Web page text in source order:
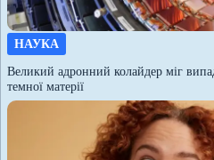
НАУКА
Великий адронний колайдер міг
темної матерії